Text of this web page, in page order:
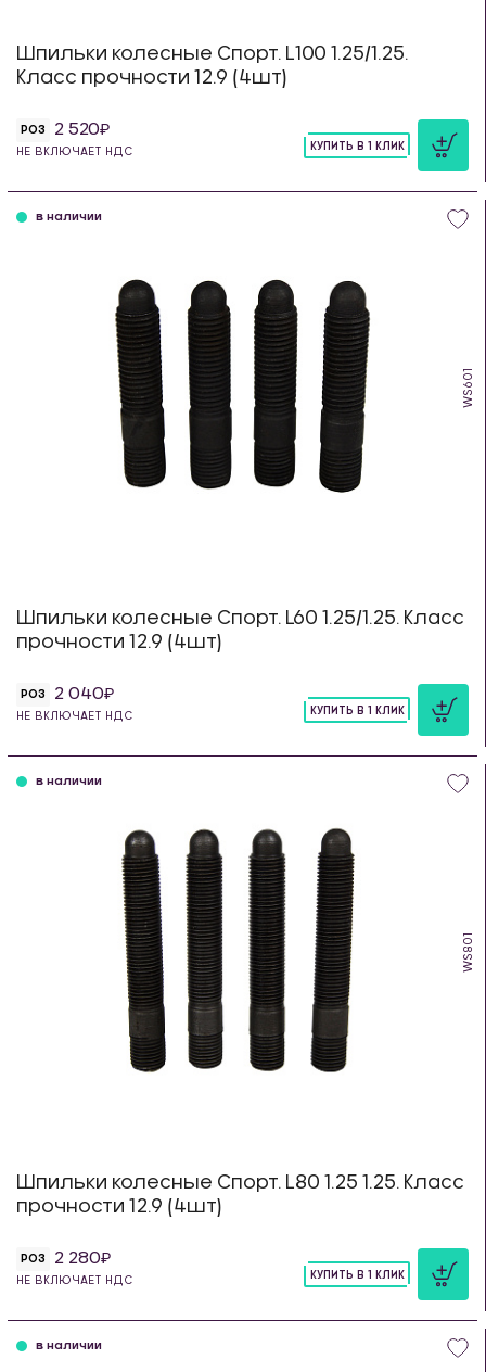
Шпильки колесные Спорт. L100 1.25/1.25.
Класс прочности 12.9 (4шт)
РОЗ 2 520
НЕ ВКЛЮЧАЕТ НДС
КУПИТЬ В 1 КЛИК
WS601
в наличии
Шпильки колесные Спорт. L60 1.25/1.25. Класс
прочности 12.9 (4шт)
РОЗ 2 040
НЕ ВКЛЮЧАЕТ НДС
КУПИТЬ В 1 КЛИК
WS801
в наличии
Шпильки колесные Спорт. L80 1.25 1.25. Класс
прочности 12.9 (4шт)
РОЗ 2 280
НЕ ВКЛЮЧАЕТ НДС
КУПИТЬ В 1 КЛИК
в наличии